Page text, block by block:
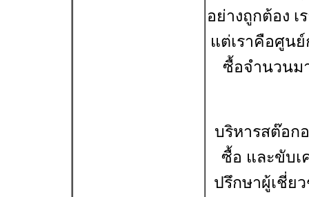
อย่างถูกต้อง เ
แต่เราคือศูน
ซื้อจำนวนม
บริหารสต๊อก
ซื้อ และขับ
ปรึกษาผู้เชี่ย